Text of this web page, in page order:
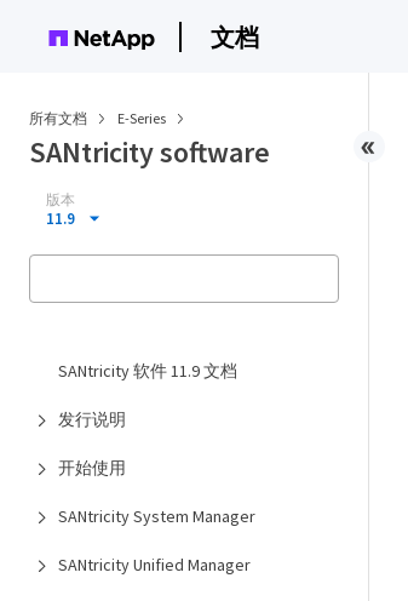
文档
所有文档 E-Series
SANtricity software
版本
11.9
SANtricity 软件 11.9 文档
发行说明
开始使用
SANtricity System Manager
SANtricity Unified Manager